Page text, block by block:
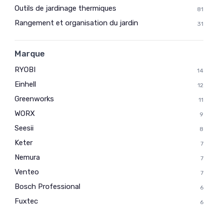
Outils de jardinage thermiques 81
Rangement et organisation du jardin 31
Marque
RYOBI 14
Einhell 12
Greenworks 11
WORX 9
Seesii 8
Keter 7
Nemura 7
Venteo 7
Bosch Professional 6
Fuxtec 6